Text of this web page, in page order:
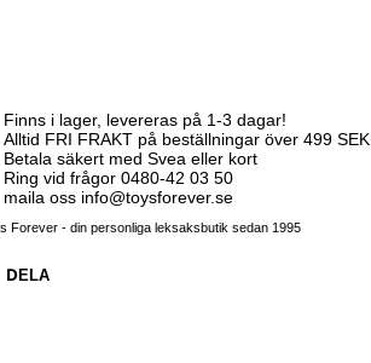
Finns i lager, levereras på 1-3 dagar!
Alltid FRI FRAKT på beställningar över 499 SEK
Betala säkert med Svea eller kort
Ring vid frågor 0480-42 03 50
maila oss info@toysforever.se
Forever - din personliga leksaksbutik sedan 1995
DELA